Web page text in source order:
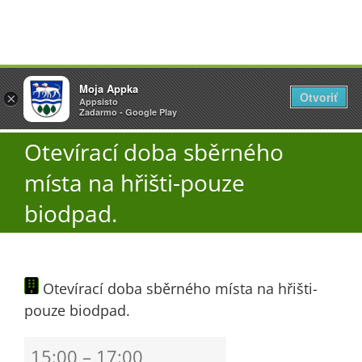
Přeskočit
na
obsah
Úřad
Otevírací doba sběrného
místa na hřišti-pouze
biodpad.
Otevírací doba sběrného místa na hřišti-
pouze biodpad.
15:00 – 17:00
×
Vyžlovka
AppSisto
- In Google Play
Otevřít
×
Moja Appka
Appsisto
Zadarmo - Google Play
Otvoriť